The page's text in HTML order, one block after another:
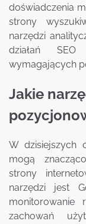
doświadczenia
strony
narzędzi
działań
wymagających
Jakie
W dzisiejszych
mogą
strony
narzędzi jest
monitorowanie
zachowań